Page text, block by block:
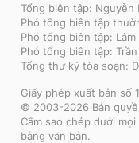
Tổng biên tập: Nguyễn
Phó tổng biên tập
Phó tổng biên tập: Lâm
Phó tổng biên tập:
Tổng thư ký tòa soạn:
Giấy phép xuất bản số
© 2003-2026 Bản
Cấm sao chép dưới
bằng văn bản.